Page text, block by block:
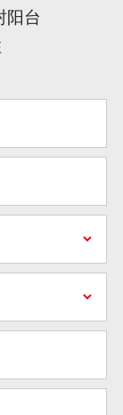
阳台